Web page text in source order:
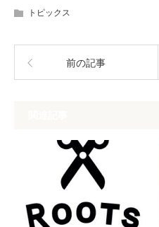
トピックス
前の記事